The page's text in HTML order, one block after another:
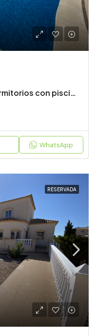
impresionante villa de 3 dormitorios con piscina
WhatsApp
RESERVADA